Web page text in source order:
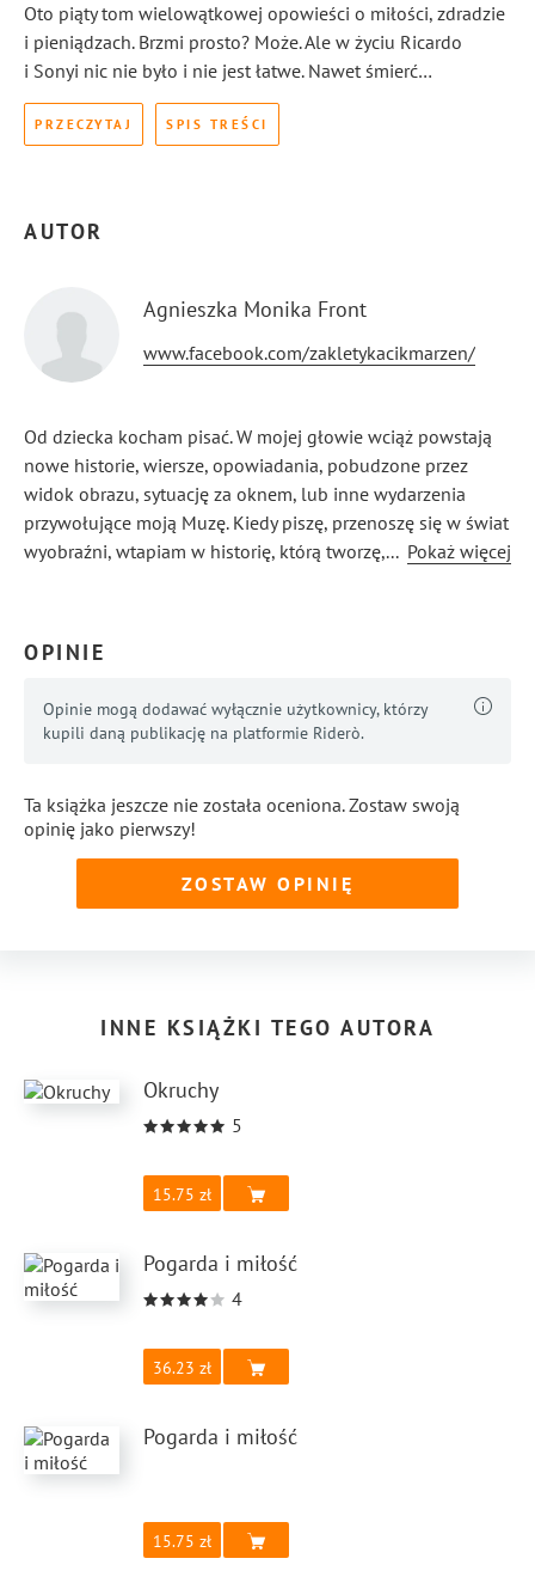
Oto piąty tom wielowątkowej opowieści o miłości, zdradzie
i pieniądzach. Brzmi prosto? Może. Ale w życiu Ricardo
i Sonyi nic nie było i nie jest łatwe. Nawet śmierć…
PRZECZYTAJ SPIS TREŚCI
AUTOR
Agnieszka Monika Front
www.facebook.com/zakletykacikmarzen/
Od dziecka kocham pisać. W mojej głowie wciąż powstają
nowe historie, wiersze, opowiadania, pobudzone przez
widok obrazu, sytuację za oknem, lub inne wydarzenia
przywołujące moją Muzę. Kiedy piszę, przenoszę się w świat
wyobraźni, wtapiam w historię, którą tworzę, a palce stają
... Pokaż więcej
OPINIE
Opinie mogą dodawać wyłącznie użytkownicy, którzy
kupili daną publikację na platformie Riderò.
Ta książka jeszcze nie została oceniona. Zostaw swoją
opinię jako pierwszy!
ZOSTAW OPINIĘ
INNE KSIĄŻKI TEGO AUTORA
Okruchy
5
15.75
Pogarda i miłość
4
36.23
Pogarda i miłość
15.75